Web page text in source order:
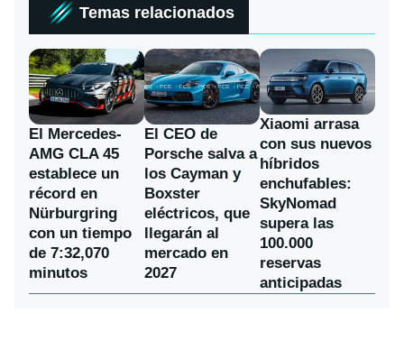
Temas relacionados
El Mercedes-
AMG CLA 45
establece un
récord en
Nürburgring
con un tiempo
de 7:32,070
minutos
El CEO de
Porsche salva a
los Cayman y
Boxster
eléctricos, que
llegarán al
mercado en
2027
Xiaomi arrasa
con sus nuevos
híbridos
enchufables:
SkyNomad
supera las
100.000
reservas
anticipadas